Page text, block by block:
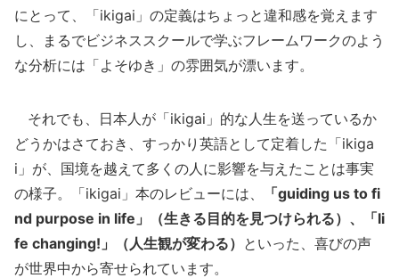
にとって、「ikigai」の定義はちょっと違和感を覚えます
し、まるでビジネススクールで学ぶフレームワークのよう
な分析には「よそゆき」の雰囲気が漂います。
それでも、日本人が「ikigai」的な人生を送っているか
どうかはさておき、すっかり英語として定着した「ikiga
i」が、国境を越えて多くの人に影響を与えたことは事実
の様子。「ikigai」本のレビューには、
「guiding us to fi
nd purpose in life」（生きる目的を見つけられる）、「li
fe changing!」（人生観が変わる） といった、喜びの声
が世界中から寄せられています。